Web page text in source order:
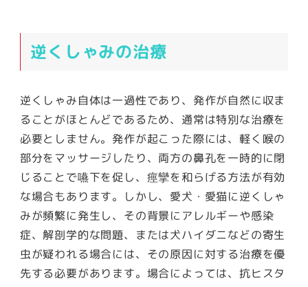
逆くしゃみの治療
逆くしゃみ自体は一過性であり、発作が自然に収ま
ることがほとんどであるため、通常は特別な治療を
必要としません。発作が起こった際には、軽く喉の
部分をマッサージしたり、両方の鼻孔を一時的に閉
じることで嚥下を促し、痙攣を和らげる方法が有効
な場合もあります。しかし、愛犬・愛猫に逆くしゃ
みが頻繁に発生し、その背景にアレルギーや感染
症、解剖学的な問題、または犬ハイダニなどの寄生
虫が疑われる場合には、その原因に対する治療を優
先する必要があります。場合によっては、抗ヒスタ